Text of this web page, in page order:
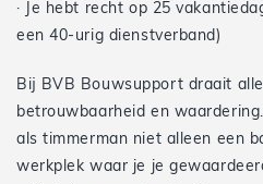
· Je hebt recht op 25
een 40-urig dienstverband)
Bij BVB Bouwsupport draait
betrouwbaarheid en
als timmerman niet alleen een
werkplek waar je je